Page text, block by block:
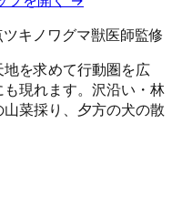
ツキノワグマ獣医師監修
を求めて行動圏を広
現れます。沢沿い・林
菜採り、夕方の犬の散